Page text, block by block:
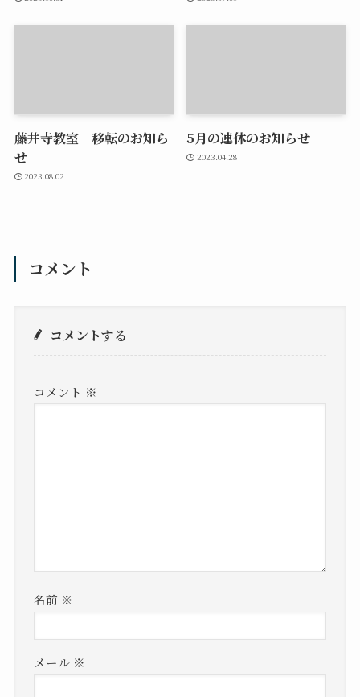
藤井寺教室 移転のお知ら
せ
2023.08.02
5月の連休のお知らせ
2023.04.28
コメント
コメントする
コメント ※
名前 ※
メール ※